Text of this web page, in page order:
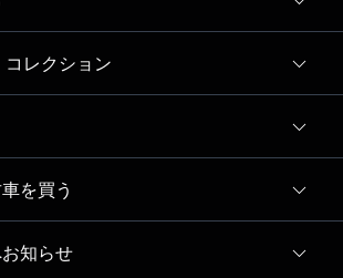
定モデル
ョン
レクション
を買う
知らせ